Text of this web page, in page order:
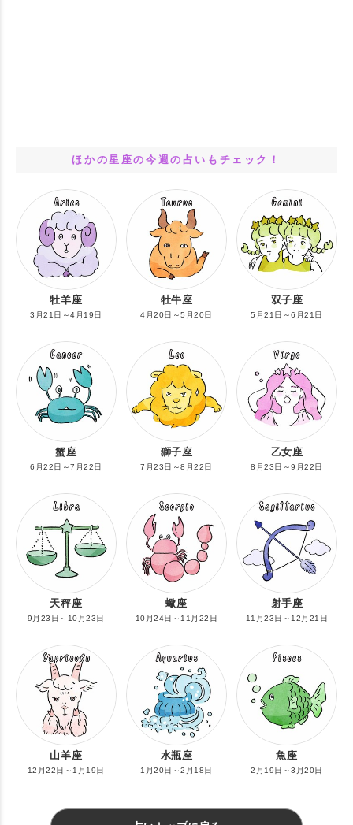
ほかの星座の今週の占いもチェック！
牡羊座
3月21日～4月19日
牡牛座
4月20日～5月20日
双子座
5月21日～6月21日
蟹座
6月22日～7月22日
獅子座
7月23日～8月22日
乙女座
8月23日～9月22日
天秤座
9月23日～10月23日
蠍座
10月24日～11月22日
射手座
11月23日～12月21日
山羊座
12月22日～1月19日
水瓶座
1月20日～2月18日
魚座
2月19日～3月20日